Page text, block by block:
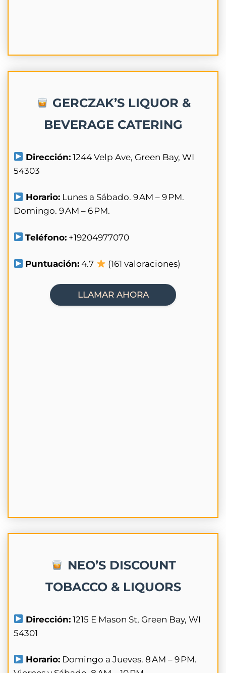
GERCZAK’S LIQUOR &
BEVERAGE CATERING
Dirección: 1244 Velp Ave, Green Bay, WI
54303
Horario: Lunes a Sábado. 9 AM – 9 PM.
Domingo. 9 AM – 6 PM.
Teléfono: +19204977070
Puntuación: 4.7 (161 valoraciones)
LLAMAR AHORA
NEO’S DISCOUNT
TOBACCO & LIQUORS
Dirección: 1215 E Mason St, Green Bay, WI
54301
Horario: Domingo a Jueves. 8 AM – 9 PM.